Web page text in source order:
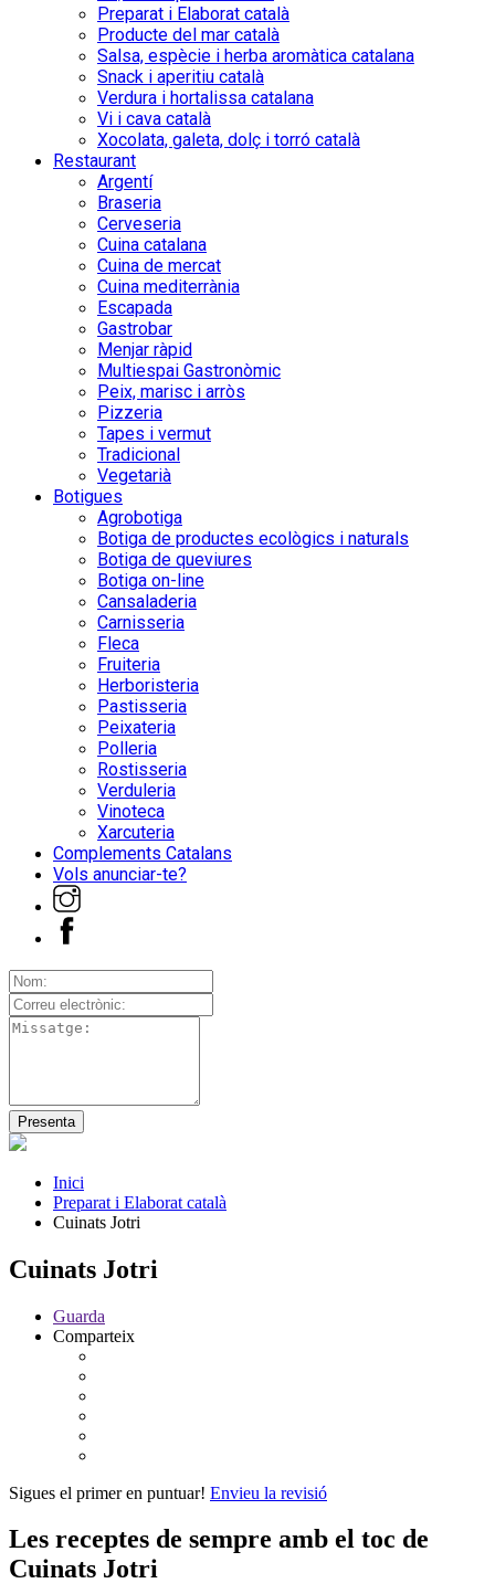
Preparat i Elaborat català
Producte del mar català
Salsa, espècie i herba aromàtica catalana
Snack i aperitiu català
Verdura i hortalissa catalana
Vi i cava català
Xocolata, galeta, dolç i torró català
Restaurant
Argentí
Braseria
Cerveseria
Cuina catalana
Cuina de mercat
Cuina mediterrània
Escapada
Gastrobar
Menjar ràpid
Multiespai Gastronòmic
Peix, marisc i arròs
Pizzeria
Tapes i vermut
Tradicional
Vegetarià
Botigues
Agrobotiga
Botiga de productes ecològics i naturals
Botiga de queviures
Botiga on-line
Cansaladeria
Carnisseria
Fleca
Fruiteria
Herboristeria
Pastisseria
Peixateria
Polleria
Rostisseria
Verduleria
Vinoteca
Xarcuteria
Complements Catalans
Vols anunciar-te?
Inici
Preparat i Elaborat català
Cuinats Jotri
Cuinats Jotri
Guarda
Comparteix
Sigues el primer en puntuar! Envieu la revisió
Les receptes de sempre amb el toc de
Cuinats Jotri